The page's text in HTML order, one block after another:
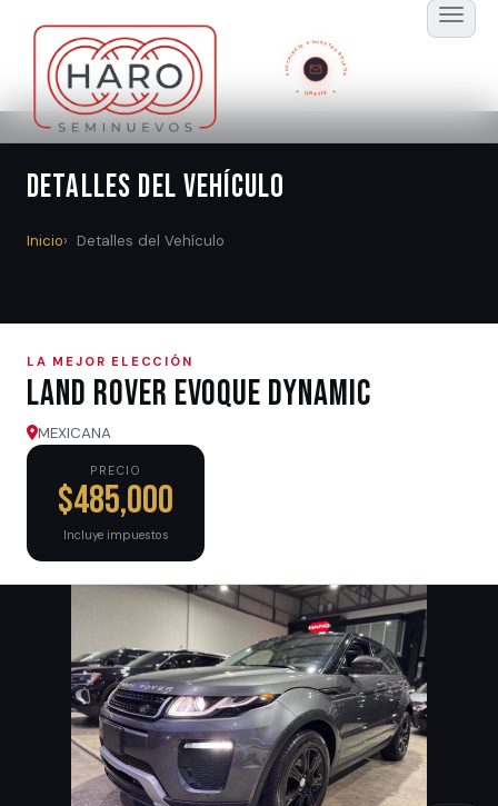
SUSCRÍBETE A NUESTRO BOLETÍN
GRATIS
Detalles del Vehículo
Inicio Detalles del Vehículo
LA MEJOR ELECCIÓN
Land Rover EVOQUE DYNAMIC
MEXICANA
PRECIO
$485,000
Incluye impuestos